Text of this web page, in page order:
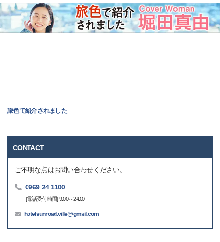
旅色で紹介されました
CONTACT
ご不明な点はお問い合わせください。
0969-24-1100
[電話受付時間] 9:00～24:00
hotelsunroad.ville@gmail.com